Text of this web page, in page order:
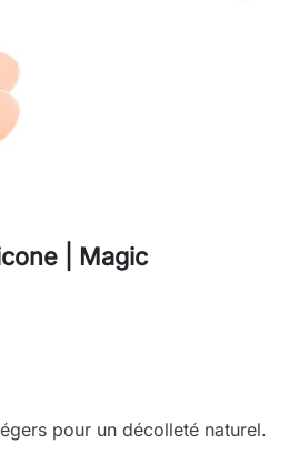
| Magic
pour un décolleté naturel.